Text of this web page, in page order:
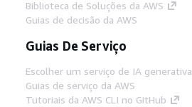
Biblioteca de Soluções da AWS
Guias de decisão da AWS
Guias De Serviço
Escolher um serviço de IA generativa
Guias de serviço da AWS
Tutoriais da AWS CLI no GitHub